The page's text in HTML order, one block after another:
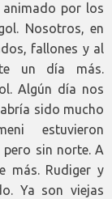
animado por los
Nosotros, en
fallones y al
un día más.
Algún día nos
sido mucho
estuvieron
sin norte. A
más. Rudiger y
Ya son viejas